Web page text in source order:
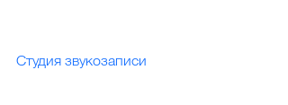
Студия звукозаписи